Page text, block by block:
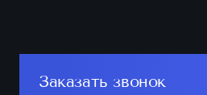
Заказать звонок